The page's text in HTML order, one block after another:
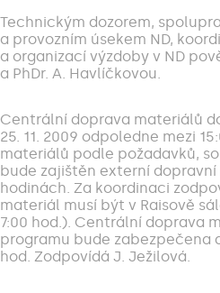
Technickým dozorem,
a provozním úsekem ND,
a organizací výzdoby v ND
a PhDr. A. Havlíčkovou.
Centrální doprava materiálů
25. 11. 2009 odpoledne mezi
materiálů podle požadavků,
bude zajištěn externí
hodinách. Za koordinaci
materiál musí být v Raisově
7:00 hod.). Centrální doprava
programu bude zabezpečena
hod. Zodpovídá J. Ježilová.